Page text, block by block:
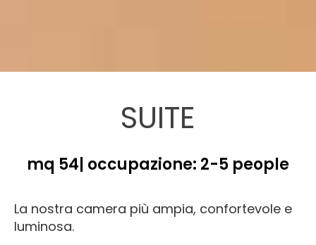
SUITE
mq 54 occupazione: 2-5 people
La nostra camera più ampia, confortevole e
luminosa.